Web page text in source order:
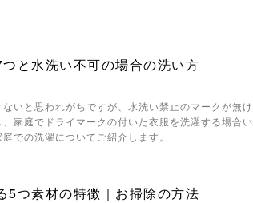
と水洗い不可の場合の洗い方
いと思われがちですが、水洗い禁止のマークが無け
家庭でドライマークの付いた衣服を洗濯する場合い
での洗濯についてご紹介します。
5つ素材の特徴｜お掃除の方法